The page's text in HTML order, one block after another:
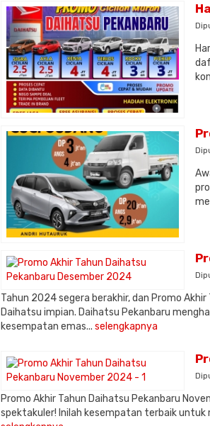
Tahun 2024 segera berakhir, dan Promo
Daihatsu impian. Daihatsu Pekanbaru
kesempatan emas... selengkapnya
Promo Akhir Tahun Daihatsu Pekanbaru
spektakuler! Inilah kesempatan terbaik untuk